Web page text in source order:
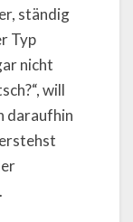
ständig
Typ
nicht
will
daraufhin